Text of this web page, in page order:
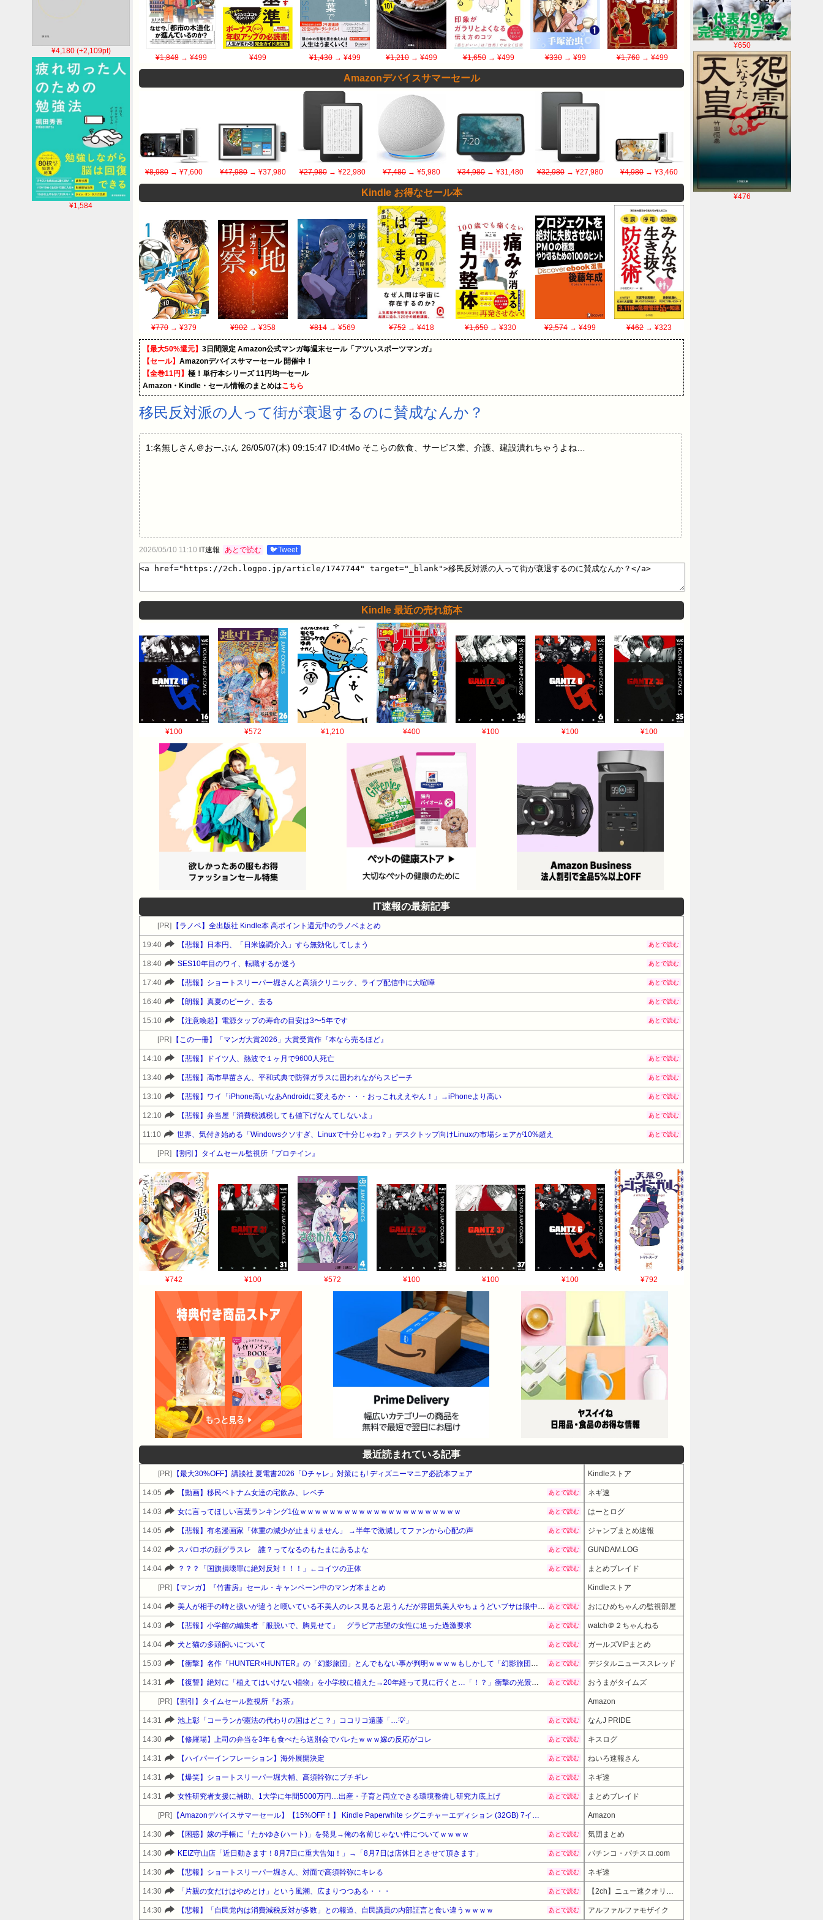
¥650
¥476
¥4,180 (+2,109pt)
¥1,584
¥1,848→ ¥499 ¥499 ¥1,430→ ¥499 ¥1,210 → ¥499 ¥1,650→ ¥499 ¥330→ ¥99 ¥1,760→ ¥499
Amazonデバイスサマーセール
¥8,980 → ¥7,600 ¥47,980→ ¥37,980 ¥27,980→ ¥22,980 ¥7,480→ ¥5,980 ¥34,980→ ¥31,480 ¥32,980→ ¥27,980 ¥4,980→ ¥3,460
Kindle お得なセール本
¥770 → ¥379 ¥902→ ¥358 ¥814→ ¥569 ¥752→ ¥418 ¥1,650→ ¥330 ¥2,574→ ¥499 ¥462→ ¥323
【最大50%還元】 3日間限定 Amazon公式マンガ毎週末セール「アツいスポーツマンガ」
【セール】 Amazonデバイスサマーセール 開催中！
【全巻11円】 極！単行本シリーズ 11円均一セール
Amazon・Kindle・セール情報のまとめはこちら
移民反対派の人って街が衰退するのに賛成なんか？
1:名無しさん＠おーぷん 26/05/07(木) 09:15:47 ID:4tMo そこらの飲食、サービス業、介護、建設潰れちゃうよね…
2026/05/10 11:10 IT速報 あとで読む 🐦Tweet
Kindle 最近の売れ筋本
¥100 ¥572 ¥1,210 ¥400 ¥100 ¥100 ¥100
IT速報の最新記事
[PR] 【ラノベ】全出版社 Kindle本 高ポイント還元中のラノベまとめ
19:40 【悲報】日本円、「日米協調介入」すら無効化してしまう あとで読む
18:40 SES10年目のワイ、転職するか迷う あとで読む
17:40 【悲報】ショートスリーパー堀さんと高須クリニック、ライブ配信中に大喧嘩 あとで読む
16:40 【朗報】真夏のピーク、去る あとで読む
15:10 【注意喚起】電源タップの寿命の目安は3〜5年です あとで読む
[PR] 【この一冊】「マンガ大賞2026」大賞受賞作『本なら売るほど』
14:10 【悲報】ドイツ人、熱波で１ヶ月で9600人死亡 あとで読む
13:40 【悲報】高市早苗さん、平和式典で防弾ガラスに囲われながらスピーチ あとで読む
13:10 【悲報】ワイ「iPhone高いなあAndroidに変えるか・・・おっこれええやん！」→iPhoneより高い あとで読む
12:10 【悲報】弁当屋「消費税減税しても値下げなんてしないよ」 あとで読む
11:10 世界、気付き始める「Windowsクソすぎ、Linuxで十分じゃね？」デスクトップ向けLinuxの市場シェアが10%超え あとで読む
[PR] 【割引】タイムセール監視所『プロテイン』
¥742 ¥100 ¥572 ¥100 ¥100 ¥100 ¥792
最近読まれている記事
[PR] 【最大30%OFF】講談社 夏電書2026「Dチャレ」対策にも! ディズニーマニア必読本フェア Kindleストア
14:05 【動画】移民ベトナム女達の宅飲み、レベチ あとで読む ネギ速
14:03 女に言ってほしい言葉ランキング1位ｗｗｗｗｗｗｗｗｗｗｗｗｗｗｗｗｗｗｗｗｗｗ あとで読む はーとログ
14:05 【悲報】有名漫画家「体重の減少が止まりません」 →半年で激減してファンから心配の声 あとで読む ジャンプまとめ速報
14:02 スパロボの顔グラスレ 誰？ってなるのもたまにあるよな あとで読む GUNDAM.LOG
14:04 ？？？「国旗損壊罪に絶対反対！！！」←コイツの正体 あとで読む まとめブレイド
[PR] 【マンガ】『竹書房』セール・キャンペーン中のマンガ本まとめ Kindleストア
14:04 美人が相手の時と扱いが違うと嘆いている不美人のレス見ると思うんだが雰囲気美人やちょうどいブサは眼中にないの？ あとで読む おにひめちゃんの監視部屋
14:03 【悲報】小学館の編集者「服脱いで、胸見せて」 グラビア志望の女性に迫った過激要求 あとで読む watch＠２ちゃんねる
14:04 犬と猫の多頭飼いについて あとで読む ガールズVIPまとめ
15:03 【衝撃】名作『HUNTER×HUNTER』の「幻影旅団」とんでもない事が判明ｗｗｗｗもしかして「幻影旅団」は…ヤバすぎる… あとで読む デジタルニューススレッド
14:31 【復讐】絶対に「植えてはいけない植物」を小学校に植えた→20年経って見に行くと…「！？」衝撃の光景が・・・ あとで読む おうまがタイムズ
[PR] 【割引】タイムセール監視所『お茶』 Amazon
14:31 池上彰「コーランが憲法の代わりの国はどこ？」ココリコ遠藤「…💡」 あとで読む なんJ PRIDE
14:30 【修羅場】上司の弁当を3年も食べたら送別会でバレたｗｗｗ嫁の反応がコレ あとで読む キスログ
14:31 【ハイパーインフレーション】海外展開決定 あとで読む ねいろ速報さん
14:31 【爆笑】ショートスリーパー堀大輔、高須幹弥にブチギレ あとで読む ネギ速
14:31 女性研究者支援に補助、1大学に年間5000万円…出産・子育と両立できる環境整備し研究力底上げ あとで読む まとめブレイド
[PR] 【Amazonデバイスサマーセール】【15%OFF！】 Kindle Paperwhite シグニチャーエディション (32GB) 7インチディスプレイ、明るさ自動調整、色調調節ライト、12週間持続バッテリー、広告なし、メタリックブラック Amazon
14:30 【困惑】嫁の手帳に「たかゆき(ハート)」を発見→俺の名前じゃない件についてｗｗｗｗ あとで読む 気団まとめ
14:30 KEIZ守山店「近日動きます！8月7日に重大告知！」→「8月7日は店休日とさせて頂きます」 あとで読む パチンコ・パチスロ.com
14:30 【悲報】ショートスリーパー堀さん、対面で高須幹弥にキレる あとで読む ネギ速
14:30 「片親の女だけはやめとけ」という風潮、広まりつつある・・・ あとで読む 【2ch】ニュー速クオリティ
14:30 【悲報】「自民党内は消費減税反対が多数」との報道、自民議員の内部証言と食い違うｗｗｗｗ あとで読む アルファルファモザイク